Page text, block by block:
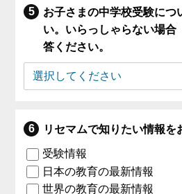
お子さまの中学校受験につ
い。いらっしゃらない場合
答ください。
リセマムで知りたい情報を
受験情報
日本の教育の最新情報
世界の教育の最新情報